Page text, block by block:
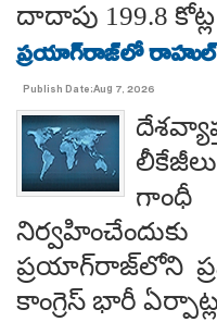
దాదాపు 199.8
ప్రయాగ్‌రాజ్‌లో రాహుల్
Publish Date:Aug 7, 2026
గాంధీ
ప్రయాగ్‌రాజ్‌లోని
కాంగ్రెస్ భారీ